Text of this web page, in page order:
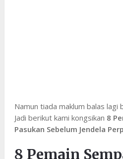
Namun tiada maklum balas lagi
Jadi berikut kami kongsikan 8
Pasukan Sebelum Jendela
8 Pemain